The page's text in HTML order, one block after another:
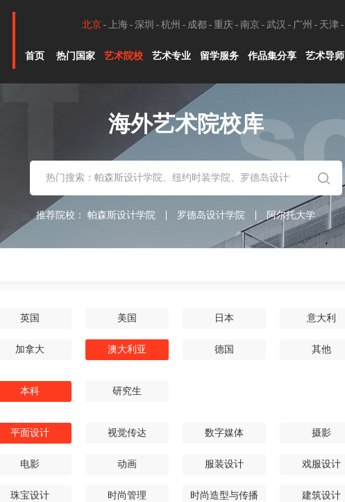
北京 上海 深圳 杭州 成都 重庆 南京 武汉 广州 天津
首页 热门国家 艺术院校 艺术专业 留学服务 作品集分享 艺术导师
海外艺术院校库
推荐院校： 帕森斯设计学院 罗德岛设计学院 阿尔托大学
英国 美国 日本 意大利
加拿大 澳大利亚 德国 其他
本科 研究生
平面设计 视觉传达 数字媒体 摄影
电影 动画 服装设计 戏服设计
珠宝设计 时尚管理 时尚造型与传播 建筑设计